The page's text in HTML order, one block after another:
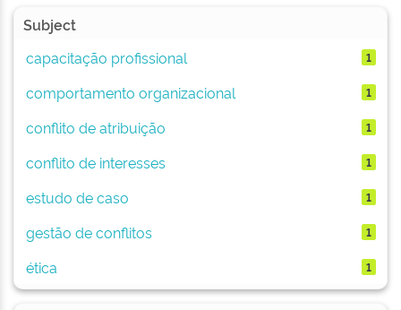
Subject
capacitação profissional
1
comportamento organizacional 1
conflito de atribuição 1
conflito de interesses 1
estudo de caso 1
gestão de conflitos 1
ética 1